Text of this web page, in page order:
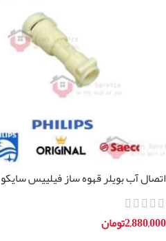
اتصال آب بویلر قهوه ساز فیلیپس سایکو
2,880,000تومان